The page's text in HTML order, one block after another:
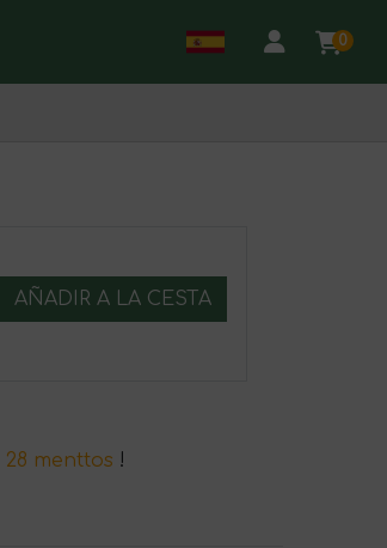
0
AÑADIR A LA CESTA
28 menttos !